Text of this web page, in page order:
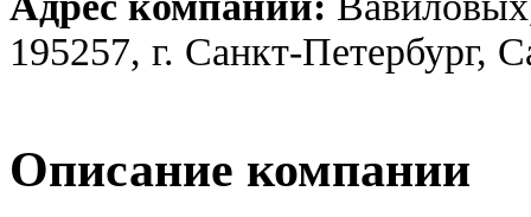
195257, г. Санкт-Петербург,
Описание компании